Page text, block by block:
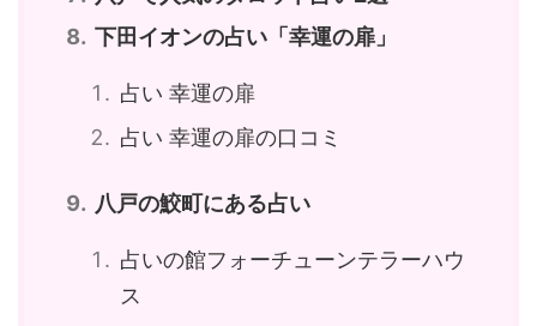
下田イオンの占い「幸運の扉」
占い 幸運の扉
占い 幸運の扉の口コミ
八戸の鮫町にある占い
占いの館フォーチューンテラーハウ
ス